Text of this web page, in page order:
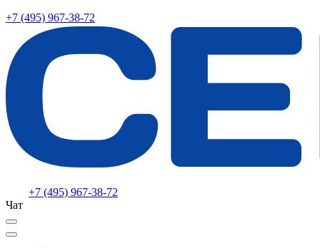
+7 (495) 967-38-72
+7 (495) 967-38-72
Чат